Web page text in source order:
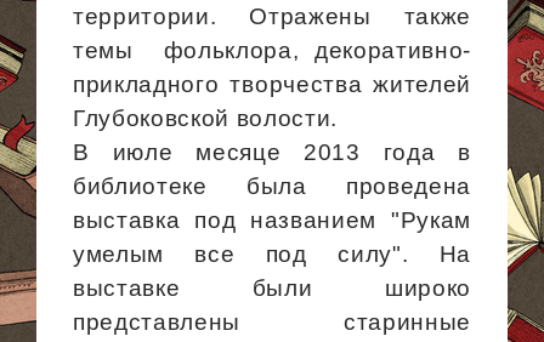
территории. Отражены также
темы фольклора, декоративно-
прикладного творчества жителей
Глубоковской волости.
В июле месяце 2013 года в
библиотеке была проведена
выставка под названием "Рукам
умелым все под силу". На
выставке были широко
представлены старинные